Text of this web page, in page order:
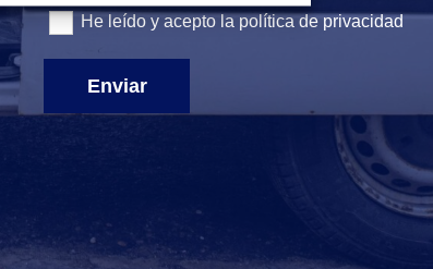
He leído y acepto la política de privacidad
Enviar